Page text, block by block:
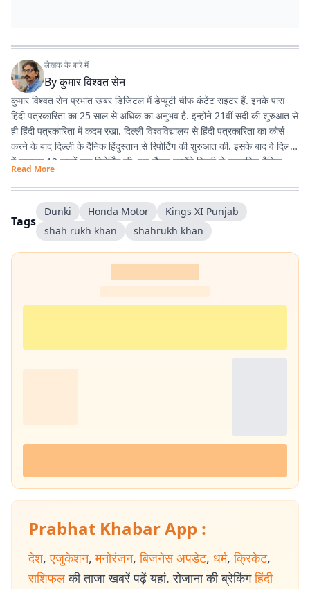
लेखक के बारे में
Byकुमार विश्वत सेन
कुमार विश्वत सेन प्रभात खबर डिजिटल में डेप्यूटी चीफ कंटेंट राइटर हैं. इनके पास
हिंदी पत्रकारिता का 25 साल से अधिक का अनुभव है. इन्होंने 21वीं सदी की शुरुआत से
ही हिंदी पत्रकारिता में कदम रखा. दिल्ली विश्वविद्यालय से हिंदी पत्रकारिता का कोर्स
करने के बाद दिल्ली के दैनिक हिंदुस्तान से रिपोर्टिंग की शुरुआत की. इसके बाद वे दिल्ली
में लगातार 12 सालों तक रिपोर्टिंग की. इस दौरान उन्होंने दिल्ली से प्रकाशित दैनिक
हिंदुस्तान दैनिक जागरण, देशबंधु जैसे प्रतिष्ठित अखबारों के साथ कई साप्ताहिक
अखबारों के लिए भी रिपोर्टिंग की. 2013 में वे प्रभात खबर आए. तब से वे प्रिंट मीडिया
के साथ फिलहाल पिछले 10 सालों से प्रभात खबर डिजिटल में अपनी सेवाएं दे रहे हैं.
इन्होंने अपने करियर के शुरुआती दिनों में ही राजस्थान में होने वाली हिंदी पत्रकारिता के
300 साल के इतिहास पर एक पुस्तक 'नित नए आयाम की खोज: राजस्थानी
पत्रकारिता' की रचना की. इनकी कई कहानियां देश के विभिन्न पत्र-पत्रिकाओं में
Read More
Tags
Dunki Honda Motor
Kings XI Punjab
shah rukh khan
shahrukh khan
Prabhat Khabar App :
देश, एजुकेशन, मनोरंजन, बिजनेस अपडेट, धर्म, क्रिकेट,
राशिफल की ताजा खबरें पढ़ें यहां. रोजाना की ब्रेकिंग हिंदी